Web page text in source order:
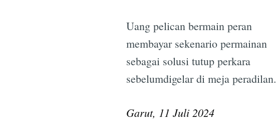
Uang pelican bermain peran
membayar sekenario permainan
sebagai solusi tutup perkara
sebelumdigelar di meja peradilan.
Garut, 11 Juli 2024